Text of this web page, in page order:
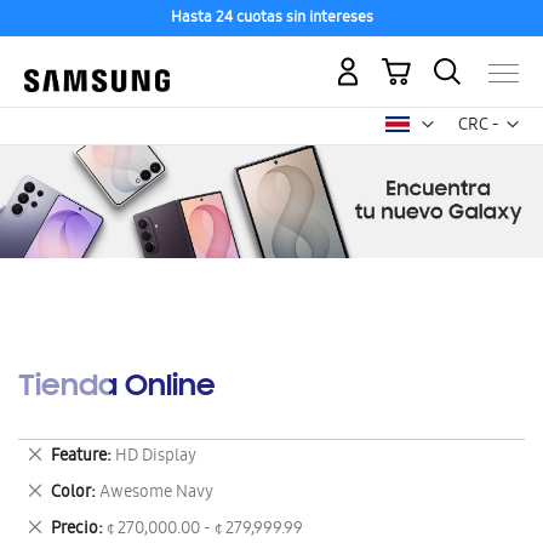
Hasta 24 cuotas sin intereses
CRC -
colón
Mi carrito
Tienda Online
Feature HD Display
Eliminar
este
artículo
Color Awesome Navy
Eliminar
este
Precio ¢ 270,000.00 - ¢ 279,999.99
Eliminar